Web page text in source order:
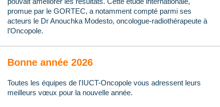
promue par le GORTEC, a notamment compté parmi ses
acteurs le Dr Anouchka Modesto, oncologue-radiothérapeute à
l’Oncopole.
Bonne année 2026
Toutes les équipes de l'IUCT-Oncopole vous adressent leurs
meilleurs vœux pour la nouvelle année.